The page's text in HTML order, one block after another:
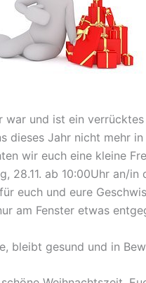
war und ist ein
dieses Jahr nicht mehr
wir euch eine kleine
28.11. ab 10:00Uhr an/
euch und eure
am Fenster etwas
bleibt gesund und in